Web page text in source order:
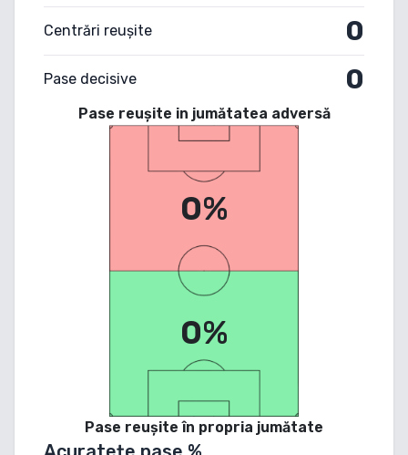
Centrări reușite 0
Pase decisive 0
Pase reușite in jumătatea adversă
0%
0%
Pase reușite în propria jumătate